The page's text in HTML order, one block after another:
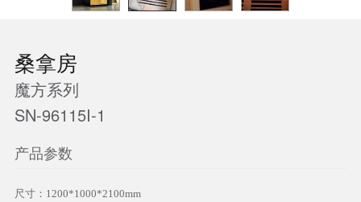
桑拿房
魔方系列
SN-96115I-1
产品参数
尺寸：1200*1000*2100mm